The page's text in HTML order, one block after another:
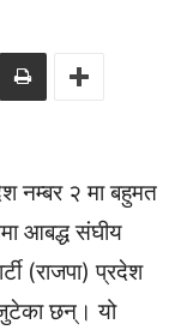
नम्बर २ मा बहुमत
आबद्ध संघीय
(राजपा) प्रदेश
जुटेका छन्। यो